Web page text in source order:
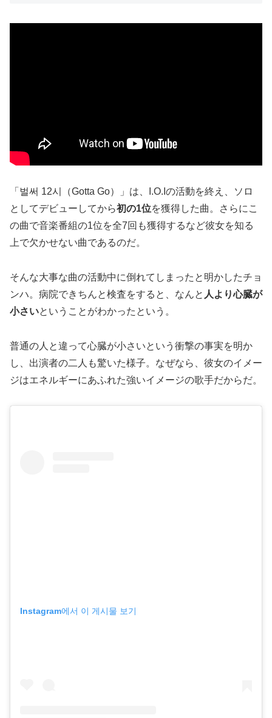
「벌써 12시（Gotta Go）」は、I.O.Iの活動を終え、ソロ
としてデビューしてから初の1位を獲得した曲。さらにこ
の曲で音楽番組の1位を全7回も獲得するなど彼女を知る
上で欠かせない曲であるのだ。
そんな大事な曲の活動中に倒れてしまったと明かしたチョ
ンハ。病院できちんと検査をすると、なんと 人より心臓が
小さいということがわかったという。
普通の人と違って心臓が小さいという衝撃の事実を明か
し、出演者の二人も驚いた様子。なぜなら、彼女のイメー
ジはエネルギーにあふれた強いイメージの歌手だからだ。
Instagram에서 이 게시물 보기